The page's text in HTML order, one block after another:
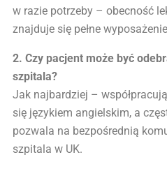
w razie potrzeby – obecność
znajduje się pełne
2. Czy pacjent może być
szpitala?
Jak najbardziej –
się językiem angielskim, a
pozwala na bezpośrednią
szpitala w UK.